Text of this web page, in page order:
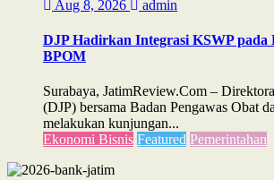
Aug 8, 2026 admin
DJP Hadirkan Integrasi KSWP pada
BPOM
Surabaya, JatimReview.Com –
(DJP) bersama Badan Pengawas Obat
melakukan kunjungan...
Ekonomi Bisnis Featured Pemerintahan